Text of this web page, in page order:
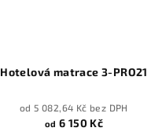
Hotelová matrace 3-PRO21
od 5 082,64 Kč bez DPH
od 6 150 Kč